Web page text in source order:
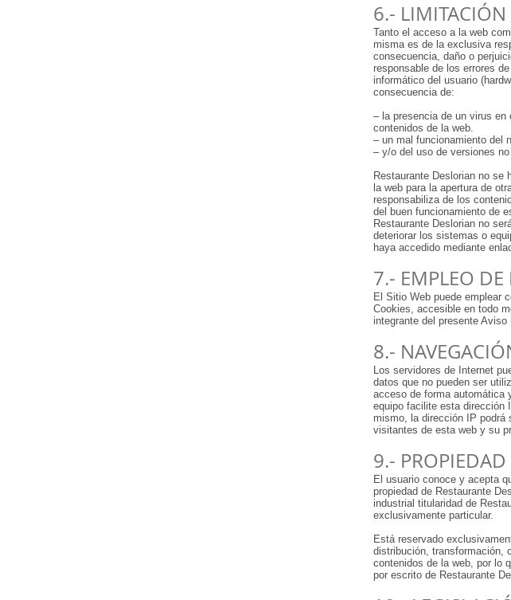
6.- LIMITACIÓN
Tanto el acceso a la web
misma es de la exclusiva
consecuencia, daño o
responsable de los errores
informático del usuario
consecuencia de:
– la presencia de un virus
contenidos de la web.
– un mal funcionamiento del
– y/o del uso de versiones
Restaurante Deslorian no se
la web para la apertura de
responsabiliza de los
del buen funcionamiento de
Restaurante Deslorian no
deteriorar los sistemas o
haya accedido mediante
7.- EMPLEO
El Sitio Web puede emplear
Cookies, accesible en todo
integrante del presente Aviso
8.-
Los servidores de Internet
datos que no pueden ser
acceso de forma automática
equipo facilite esta dirección
mismo, la dirección IP podrá
visitantes de esta web y su
9.-
El usuario conoce y acepta
propiedad de Restaurante
industrial titularidad de
exclusivamente particular.
Está reservado
distribución, transformación,
contenidos de la web, por lo
por escrito de Restaurante